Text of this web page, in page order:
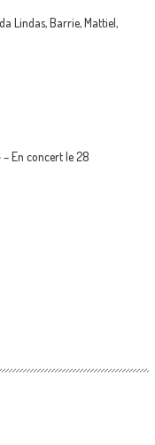
Lindas, Barrie, Mattiel,
– En concert le 28